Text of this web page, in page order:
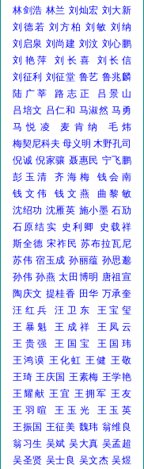
林剑浩 林兰 刘灿宏 刘大新
刘德若 刘方柏 刘敏 刘纳
刘启泉 刘尚建 刘汶 刘心鹏
刘艳萍
刘长喜
刘长信
刘征利 刘征堂 鲁艺 鲁兆麟
陆广莘
路志正
吕景山
吕培文 吕仁和 马淑然 马勇
马悦凌
麦肯纳
毛炜
梅契尼科夫 母义明 木野孔司
倪诚 倪家骧 聂惠民 宁飞鹏
彭玉清
齐海梅
钱会南
钱文伟
钱文燕
曲黎敏
沈绍功 沈雁英 施小墨 石劢
石原结实 史利卿
史载祥
斯全德 宋祚民 苏布拉瓦尼
苏伟 宿玉成 孙丽蕴 孙思邈
孙伟 孙燕 太田博明 唐祖宣
陶庆文 提桂香 田华 万承奎
汪红兵
汪卫东
王宝玺
王暴魁
王成祥
王凤云
王贵强
王国宝
王国玮
王鸿谟 王化虹 王健 王敬
王琦 王庆国 王素梅 王学艳
王耀献 王宜 王拥军 王友
王羽暄
王玉光
王玉英
王振国 王征美 魏玮 翁维良
翁习生 吴斌 吴大真 吴孟超
吴圣贤 吴士良 吴文杰 吴煜